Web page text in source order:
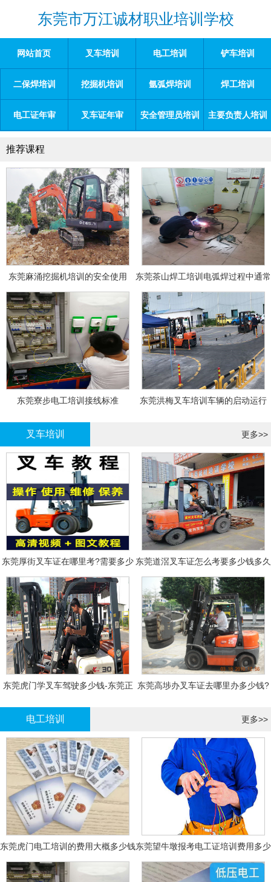
东莞市万江诚材职业培训学校
网站首页 叉车培训 电工培训 铲车培训
二保焊培训 挖掘机培训 氩弧焊培训 焊工培训
电工证年审 叉车证年审 安全管理员培训 主要负责人培训
推荐课程
东莞麻涌挖掘机培训的安全使用
东莞茶山焊工培训电弧焊过程中通常
会采取以下措施
东莞寮步电工培训接线标准 东莞洪梅叉车培训车辆的启动运行
叉车培训 更多>>
东莞厚街叉车证在哪里考?需要多少
钱?
东莞道滘叉车证怎么考要多少钱多久
拿证
东莞虎门学叉车驾驶多少钱-东莞正 东莞高埗办叉车证去哪里办多少钱?
电工培训 更多>>
东莞虎门电工培训的费用大概多少钱东莞望牛墩报考电工证培训费用多少
钱